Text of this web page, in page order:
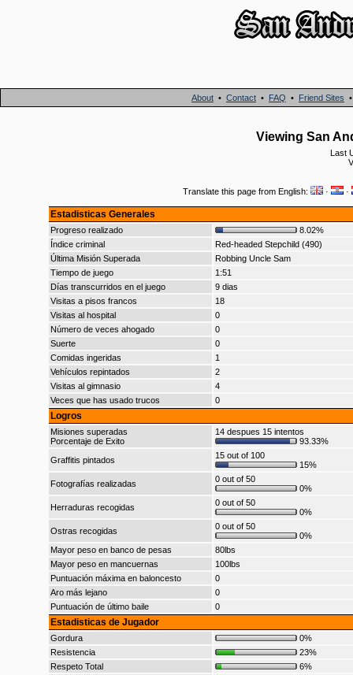
About • Contact • FAQ • Friend Sites
Viewing San
Last
Translate this page from English: · ·
Estadisticas Generales
Progreso realizado
8.02%
Índice criminal
Red-headed Stepchild (490)
Última Misión Superada
Robbing Uncle Sam
Tiempo de juego
1:51
Días transcurridos en el juego
9 dias
Visitas a pisos francos
18
Visitas al hospital
0
Número de veces ahogado
0
Suerte
0
Comidas ingeridas
1
Vehículos repintados
2
Visitas al gimnasio
4
Veces que has usado trucos
0
Logros
Misiones superadas
Porcentaje de Exito
14 despues 15 intentos
93.33%
Graffitis pintados
15 out of 100
15%
Fotografías realizadas
0 out of 50
0%
Herraduras recogidas
0 out of 50
0%
Ostras recogidas
0 out of 50
0%
Mayor peso en banco de pesas
80lbs
Mayor peso en mancuernas
100lbs
Puntuación máxima en baloncesto
0
Aro más lejano
0
Puntuación de último baile
0
Estadisticas de Jugador
Gordura
0%
Resistencia
23%
Respeto Total
6%